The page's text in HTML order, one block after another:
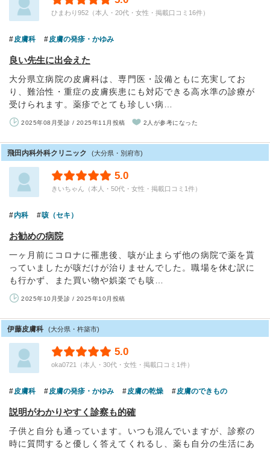
ひまわり952（本人・20代・女性・掲載口コミ16件）
皮膚科 皮膚の発疹・かゆみ
良い先生に出会えた
大分県立病院の皮膚科は、専門医・設備ともに充実してお
り、難治性・重症の皮膚疾患にも対応できる高水準の診療が
受けられます。薬疹でとても珍しい病…
2025年08月受診 / 2025年11月投稿 2人が参考になった
飛田内科外科クリニック (大分県・別府市)
5.0
きいちゃん（本人・50代・女性・掲載口コミ1件）
内科 咳（セキ）
お勧めの病院
一ヶ月前にコロナに罹患後、咳が止まらず他の病院で薬を貰
っていましたが咳だけが治りませんでした。職場を休む訳に
も行かず、また買い物や娯楽でも咳…
2025年10月受診 / 2025年10月投稿
伊藤皮膚科 (大分県・杵築市)
5.0
oka0721（本人・30代・女性・掲載口コミ1件）
皮膚科 皮膚の発疹・かゆみ 皮膚の乾燥 皮膚のできもの
説明がわかりやすく診察も的確
子供と自分も通っています。いつも混んでいますが、診察の
時に質問すると優しく答えてくれるし、薬も自分の生活にあ